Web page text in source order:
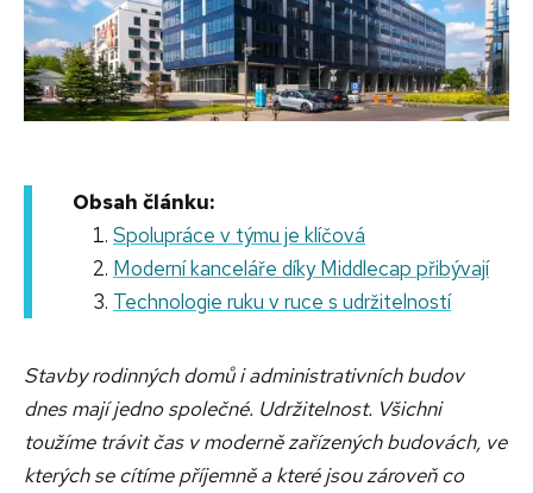
Obsah článku:
Spolupráce v týmu je klíčová
Moderní kanceláře díky Middlecap přibývají
Technologie ruku v ruce s udržitelností
Stavby rodinných domů i administrativních budov
dnes mají jedno společné. Udržitelnost. Všichni
toužíme trávit čas v moderně zařízených budovách, ve
kterých se cítíme příjemně a které jsou zároveň co